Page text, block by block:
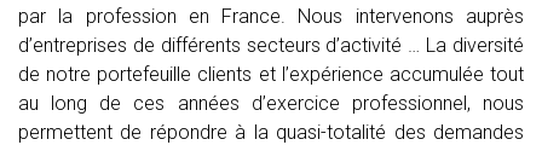
par la profession en France. Nous intervenons auprès
d’entreprises de différents secteurs d’activité … La diversité
de notre portefeuille clients et l’expérience accumulée tout
au long de ces années d’exercice professionnel, nous
permettent de répondre à la quasi-totalité des demandes